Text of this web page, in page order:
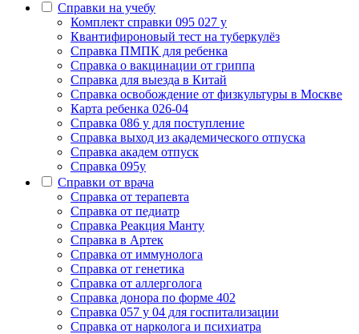
Справки на учебу
Комплект справки 095 027 у
Квантифироновый тест на туберкулёз
Справка ПМПК для ребенка
Справка о вакцинации от гриппа
Справка для выезда в Китай
Справка освобождение от физкультуры в Москве
Карта ребенка 026-04
Справка 086 у для поступление
Справка выход из академического отпуска
Справка академ отпуск
Справка 095у
Справки от врача
Справка от терапевта
Справка от педиатр
Cправка Реакция Манту
Cправка в Артек
Cправка от иммунолога
Cправка от генетика
Cправка от аллерголога
Cправка донора по форме 402
Cправка 057 у 04 для госпитализации
Справка от нарколога и психиатра